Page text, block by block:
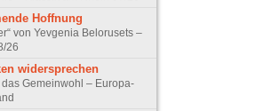
Hoffnung
von Yevgenia Belorusets –
26
widersprechen
Gemeinwohl – Europa-